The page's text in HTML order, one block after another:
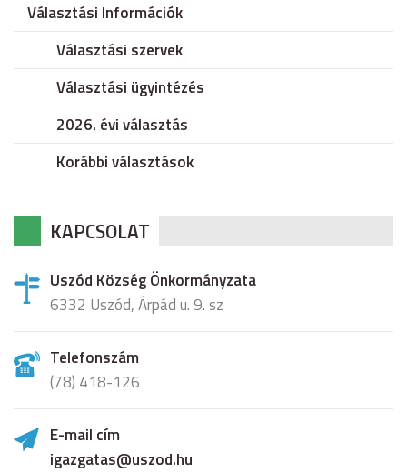
Választási Információk
Választási szervek
Választási ügyintézés
2026. évi választás
Korábbi választások
KAPCSOLAT
Uszód Község Önkormányzata
6332 Uszód, Árpád u. 9. sz
Telefonszám
(78) 418-126
E-mail cím
igazgatas@uszod.hu